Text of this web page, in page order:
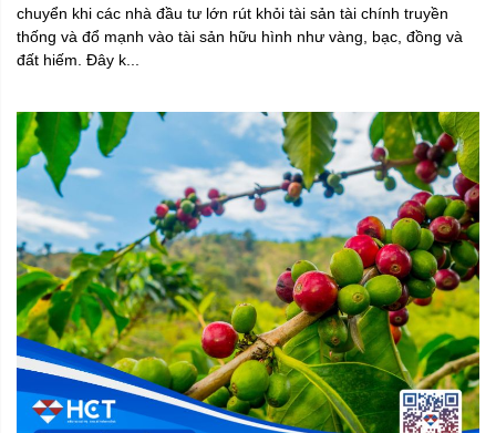
chuyển khi các nhà đầu tư lớn rút khỏi tài sản tài chính truyền
thống và đổ mạnh vào tài sản hữu hình như vàng, bạc, đồng và
đất hiếm. Đây k...